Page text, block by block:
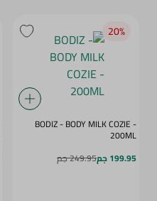
20‎%‎
BODIZ - BODY MILK COZIE -
200ML
199.95 جم
249.95 جم